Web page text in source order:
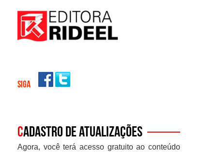
SIGA
Cadastro de atualizações
Agora, você terá acesso gratuito ao conteúdo